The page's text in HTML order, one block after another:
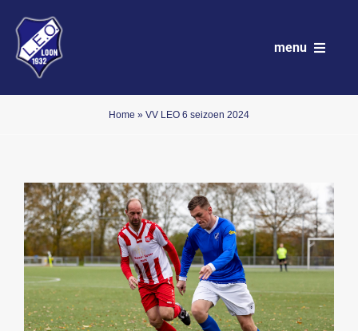
naar
inhoud
menu
Wedstrijdprogramma
Teams
Sponsoren
Nieuws
Home » VV LEO 6 seizoen 2024